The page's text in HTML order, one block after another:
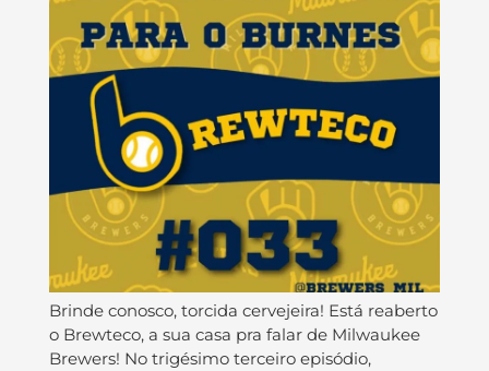
Brinde conosco, torcida cervejeira! Está reaberto
o Brewteco, a sua casa pra falar de Milwaukee
Brewers! No trigésimo terceiro episódio,